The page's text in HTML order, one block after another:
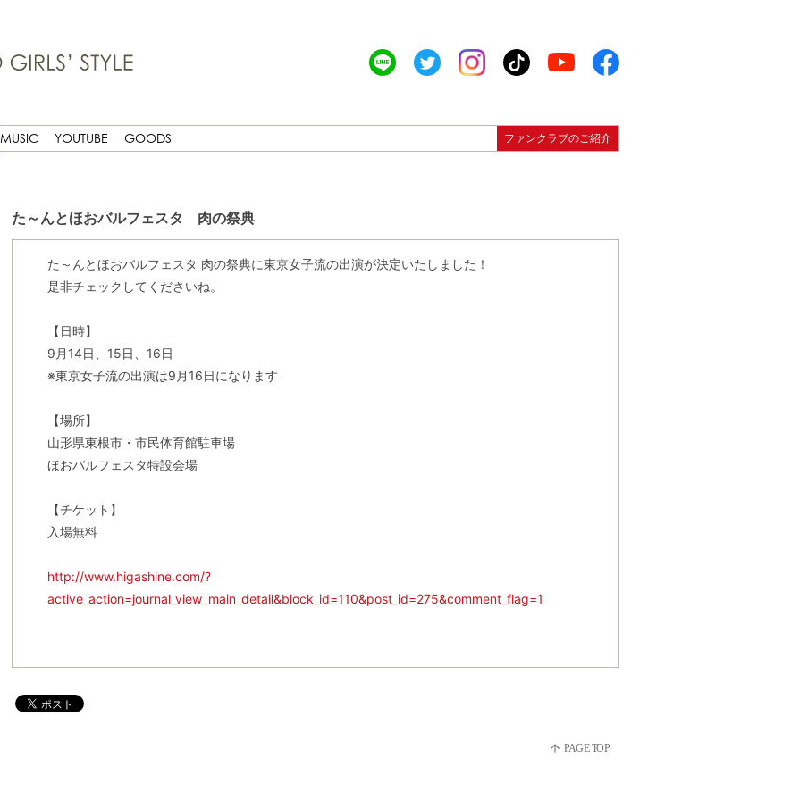
MUSIC YOUTUBE GOODS ファンクラブのご紹介
た～んとほおバルフェスタ 肉の祭典
た～んとほおバルフェスタ 肉の祭典に東京女子流の出演が決定いたしました！
是非チェックしてくださいね。
【日時】
9月14日、15日、16日
※東京女子流の出演は9月16日になります
【場所】
山形県東根市・市民体育館駐車場
ほおバルフェスタ特設会場
【チケット】
入場無料
http://www.higashine.com/?
active_action=journal_view_main_detail&block_id=110&post_id=275&comment_flag=1